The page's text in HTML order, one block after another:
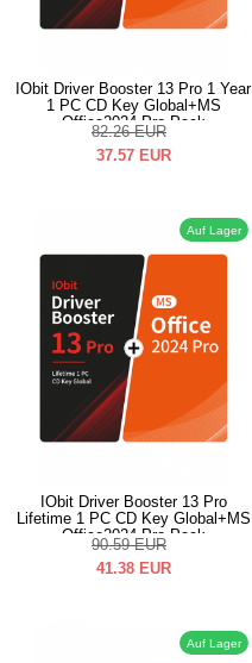
IObit Driver Booster 13 Pro 1 Year
1 PC CD Key Global+MS
Office2024 Pro Pack
82.26 EUR
37.57 EUR
Auf Lager
IObit Driver Booster 13 Pro
Lifetime 1 PC CD Key Global+MS
Office2024 Pro Pack
90.59 EUR
41.38 EUR
Auf Lager